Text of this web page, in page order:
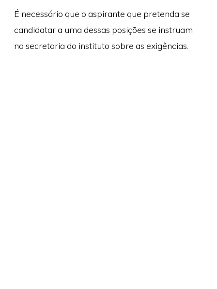
É necessário que o aspirante que pretenda se
candidatar a uma dessas posições se instruam
na secretaria do instituto sobre as exigências.